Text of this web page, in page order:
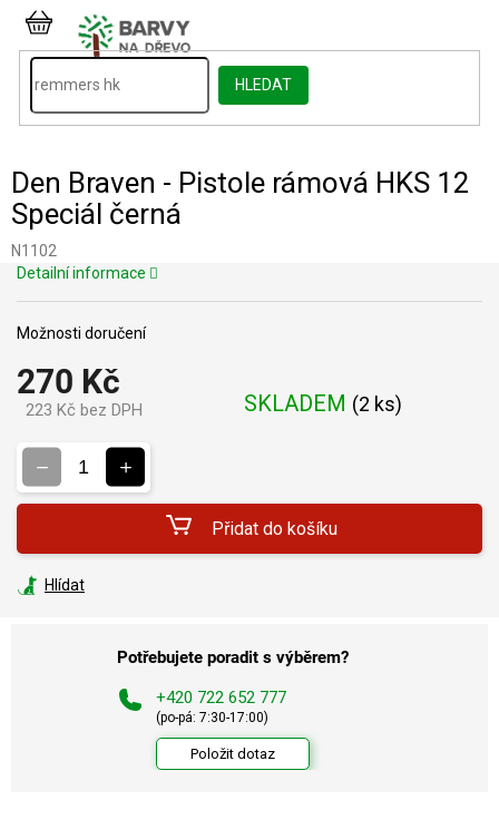
Přejít
obsah
HLEDAT
NÁKUPNÍ
KOŠÍK
Den Braven - Pistole rámová HKS 12
Speciál černá
N1102
270 Kč
223 Kč bez DPH SKLADEM (2 ks)
Možnosti doručení
Přidat do košíku
Detailní informace
Hlídat
Potřebujete poradit s výběrem?
+420 722 652 777
(po-pá: 7:30-17:00)
Položit dotaz